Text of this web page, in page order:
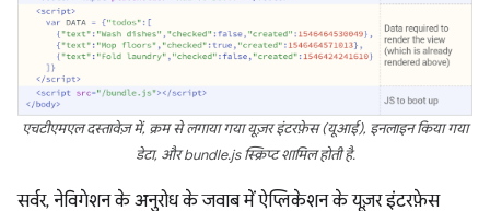
एचटीएमएल दस्तावेज़ में, क्रम से लगाया गया यूज़र इंटरफ़ेस (यूआई), इनलाइन किया गया
डेटा, और bundle.js स्क्रिप्ट शामिल होती है.
सर्वर, नेविगेशन के अनुरोध के जवाब में ऐप्लिकेशन के यूज़र इंटरफ़ेस